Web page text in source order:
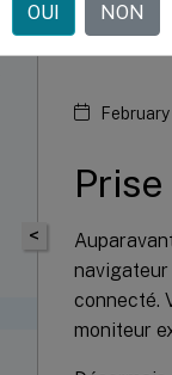
<
navigateur
connecté.
moniteur
OUI NON